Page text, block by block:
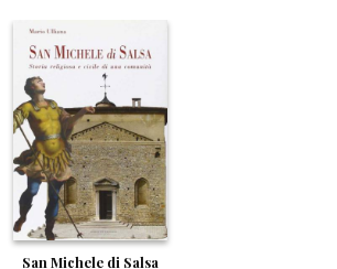
San Michele di Salsa